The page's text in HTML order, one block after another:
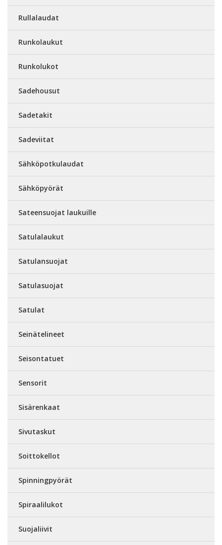
Rullalaudat
Runkolaukut
Runkolukot
Sadehousut
Sadetakit
Sadeviitat
Sähköpotkulaudat
Sähköpyörät
Sateensuojat laukuille
Satulalaukut
Satulansuojat
Satulasuojat
Satulat
Seinätelineet
Seisontatuet
Sensorit
Sisärenkaat
Sivutaskut
Soittokellot
Spinningpyörät
Spiraalilukot
Suojaliivit